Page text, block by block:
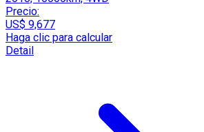
Precio:
US$ 9,677
Haga clic para calcular
Detail